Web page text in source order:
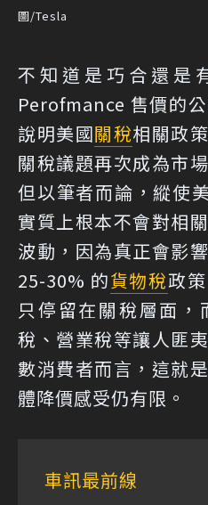
圖/Tesla
不知道是巧合還是
Perofmance 售價的
說明美國關稅相關政
關稅議題再次成為市
但以筆者而論，縱使
實質上根本不會對相
波動，因為真正會影
25-30% 的貨物稅政
只停留在關稅層面
稅、營業稅等讓人匪
數消費者而言，這就
體降價感受仍有限。
車訊最前線